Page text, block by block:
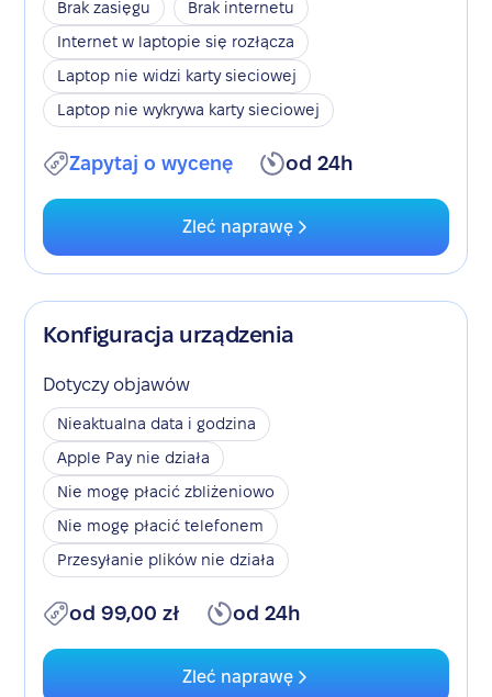
Brak zasięgu
Brak internetu
Internet w laptopie się rozłącza
Laptop nie widzi karty sieciowej
Laptop nie wykrywa karty sieciowej
Zapytaj o wycenę od 24h
Zleć naprawę
Konfiguracja urządzenia
Dotyczy objawów
Nieaktualna data i godzina
Apple Pay nie działa
Nie mogę płacić zbliżeniowo
Nie mogę płacić telefonem
Przesyłanie plików nie działa
od 99,00 zł od 24h
Zleć naprawę